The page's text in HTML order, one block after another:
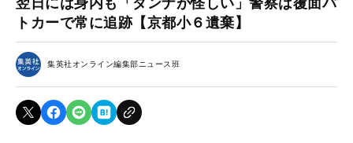
トカーで常に追跡【京都小６遺棄】
集英社オンライン編集部ニュース班